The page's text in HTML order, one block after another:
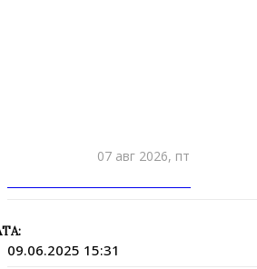
07 авг 2026, пт
09.06.2025 15:31